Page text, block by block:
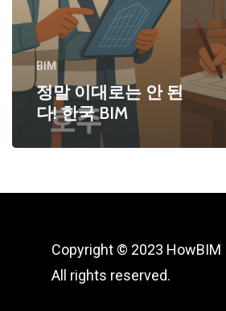
BIM
정말 이대로는 안 된
다! 한국 BIM
Copyright © 2023 HowBIM
All rights reserved.